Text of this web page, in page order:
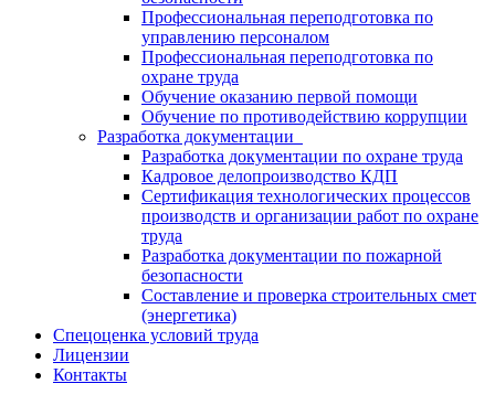
Профессиональная переподготовка по
управлению персоналом
Профессиональная переподготовка по
охране труда
Обучение оказанию первой помощи
Обучение по противодействию коррупции
Разработка документации
Разработка документации по охране труда
Кадровое делопроизводство КДП
Сертификация технологических процессов
производств и организации работ по охране
труда
Разработка документации по пожарной
безопасности
Составление и проверка строительных смет
(энергетика)
Спецоценка условий труда
Лицензии
Контакты